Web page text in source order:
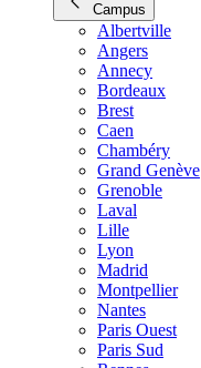
Campus
Albertville
Angers
Annecy
Bordeaux
Brest
Caen
Chambéry
Grand Genève
Grenoble
Laval
Lille
Lyon
Madrid
Montpellier
Nantes
Paris Ouest
Paris Sud